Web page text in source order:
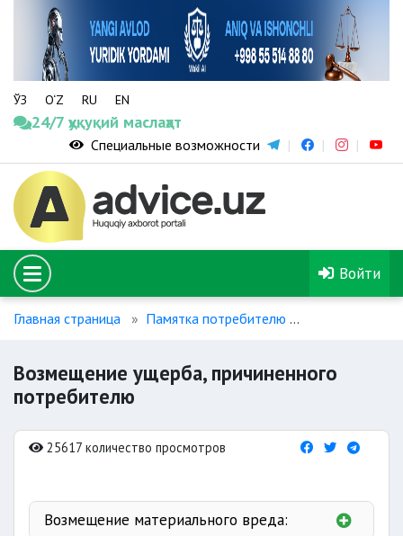
ЎЗ O‘Z RU EN
24/7 ҳуқуқий маслаҳат
Специальные возможности
Войти
Главная страница Памятка потребителю
Возмещение ущерба, причиненного
потребителю
25617 количество просмотров
Возмещение материального вреда: